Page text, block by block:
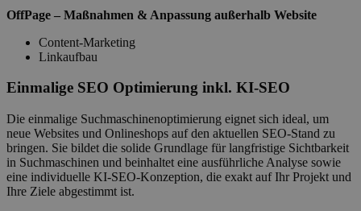
OffPage – Maßnahmen & Anpassung außerhalb Website
Content-Marketing
Linkaufbau
Einmalige SEO Optimierung inkl. KI-SEO
Die einmalige Suchmaschinenoptimierung eignet sich ideal, um
neue Websites und Onlineshops auf den aktuellen SEO-Stand zu
bringen. Sie bildet die solide Grundlage für langfristige Sichtbarkeit
in Suchmaschinen und beinhaltet eine ausführliche Analyse sowie
eine individuelle KI-SEO-Konzeption, die exakt auf Ihr Projekt und
Ihre Ziele abgestimmt ist.